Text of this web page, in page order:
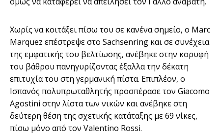
Χωρίς να κοιτάξει πίσω του σε κανένα σημείο, ο Marc
Marquez επέστρεψε στο Sachsenring και σε συνέχεια
της εμφατικής του βελτίωσης, ανέβηκε στην κορυφή
του βάθρου πανηγυρίζοντας έξαλλα την δέκατη
επιτυχία του στη γερμανική πίστα. Επιπλέον, ο
Ισπανός πολυπρωταθλητής προσπέρασε τον Giacomo
Agostini στην λίστα των νικών και ανέβηκε στη
δεύτερη θέση της σχετικής κατάταξης με 69 νίκες,
πίσω μόνο από τον Valentino Rossi.